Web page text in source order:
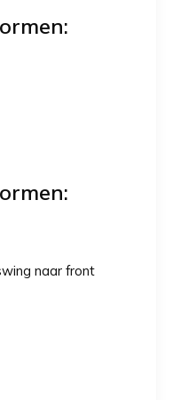
naar front